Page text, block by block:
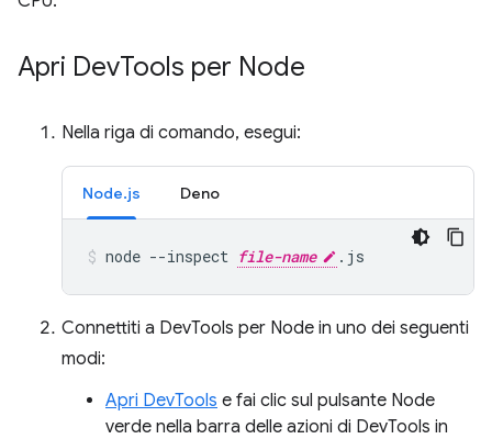
Apri DevTools per Node
Nella riga di comando, esegui:
Node.js Deno
node --inspect file-name .js
Connettiti a DevTools per Node in uno dei seguenti
modi:
Apri DevTools e fai clic sul pulsante Node
verde nella barra delle azioni di DevTools in